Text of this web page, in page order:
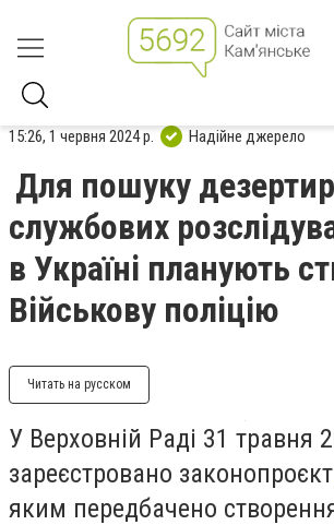
15:26, 1 червня 2024 р. Надійне джерело
Для пошуку
службових
в Україні планують
Військову поліцію
Читать на русском
У Верховній Раді 31 травня
зареєстровано законопроєкт
яким передбачено